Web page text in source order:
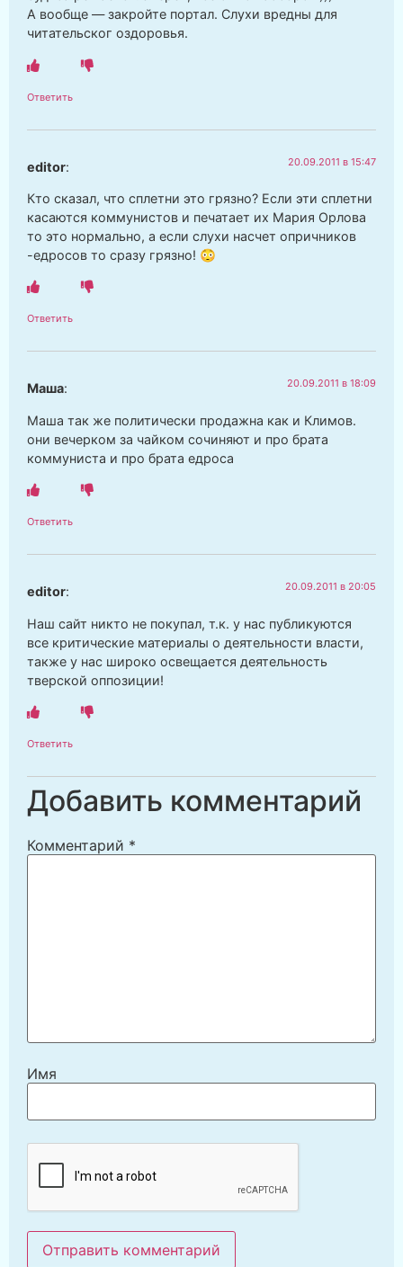
А вообще — закройте портал. Слухи вредны для
читательског оздоровья.
Ответить
editor: 20.09.2011 в 15:47
Кто сказал, что сплетни это грязно? Если эти сплетни
касаются коммунистов и печатает их Мария Орлова
то это нормально, а если слухи насчет опричников
-едросов то сразу грязно! 😳
Ответить
Маша: 20.09.2011 в 18:09
Маша так же политически продажна как и Климов.
они вечерком за чайком сочиняют и про брата
коммуниста и про брата едроса
Ответить
editor: 20.09.2011 в 20:05
Наш сайт никто не покупал, т.к. у нас публикуются
все критические материалы о деятельности власти,
также у нас широко освещается деятельность
тверской оппозиции!
Ответить
Добавить комментарий
Комментарий *
Имя